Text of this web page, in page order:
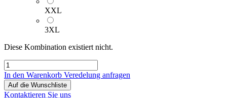
XXL
3XL
Diese Kombination existiert nicht.
In den Warenkorb Veredelung anfragen
Auf die Wunschliste
Kontaktieren Sie uns